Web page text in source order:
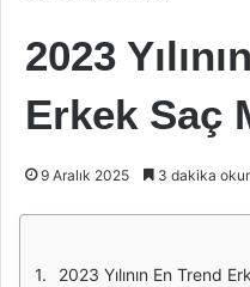
2023
Erkek Saç
9 Aralık 2025 3 dakika
2023 Yılının En Trend